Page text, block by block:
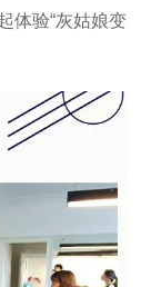
体验“灰姑娘变